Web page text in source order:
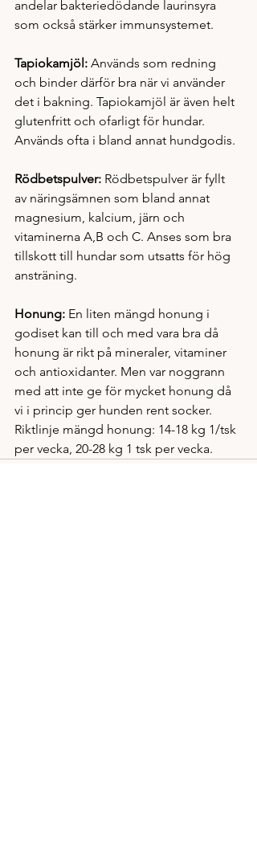
andelar bakteriedödande laurinsyra
som också stärker immunsystemet.
Tapiokamjöl: Används som redning
och binder därför bra när vi använder
det i bakning. Tapiokamjöl är även helt
glutenfritt och ofarligt för hundar.
Används ofta i bland annat hundgodis.
Rödbetspulver: Rödbetspulver är fyllt
av näringsämnen som bland annat
magnesium, kalcium, järn och
vitaminerna A,B och C. Anses som bra
tillskott till hundar som utsatts för hög
ansträning.
Honung: En liten mängd honung i
godiset kan till och med vara bra då
honung är rikt på mineraler, vitaminer
och antioxidanter. Men var noggrann
med att inte ge för mycket honung då
vi i princip ger hunden rent socker.
Riktlinje mängd honung: 14-18 kg 1/tsk
per vecka, 20-28 kg 1 tsk per vecka.